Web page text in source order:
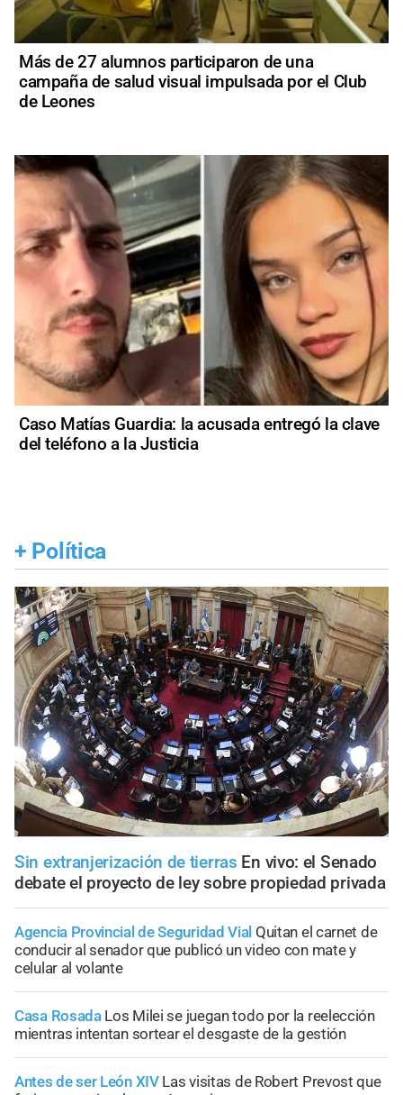
Más de 27 alumnos participaron de una
campaña de salud visual impulsada por el Club
de Leones
Caso Matías Guardia: la acusada entregó la clave
del teléfono a la Justicia
+ Política
Sin extranjerización de tierras En vivo: el Senado
debate el proyecto de ley sobre propiedad privada
Agencia Provincial de Seguridad Vial Quitan el carnet de
conducir al senador que publicó un video con mate y
celular al volante
Casa Rosada Los Milei se juegan todo por la reelección
mientras intentan sortear el desgaste de la gestión
Antes de ser León XIV Las visitas de Robert Prevost que